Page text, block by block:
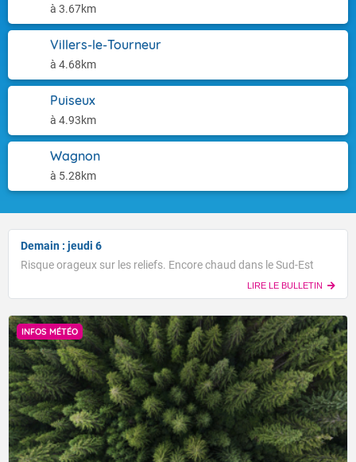
à 3.67km
Villers-le-Tourneur
à 4.68km
Puiseux
à 4.93km
Wagnon
à 5.28km
Demain : jeudi 6
Risque orageux sur les reliefs. Encore chaud dans le Sud-Est
LIRE LE BULLETIN
INFOS MÉTÉO